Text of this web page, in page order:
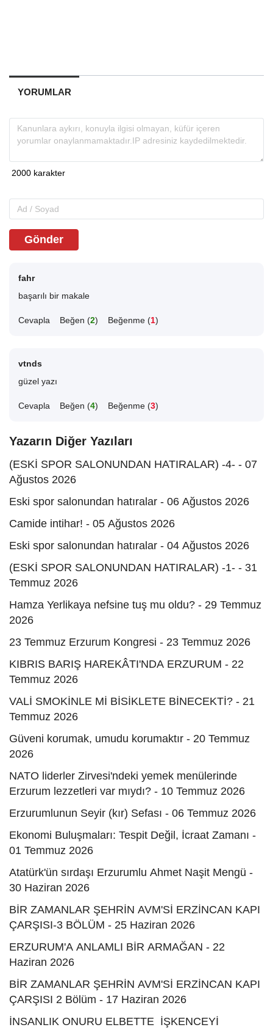
YORUMLAR
Gönder
fahr
başarılı bir makale
Cevapla Beğen (2) Beğenme (1)
vtnds
güzel yazı
Cevapla Beğen (4) Beğenme (3)
Yazarın Diğer Yazıları
(ESKİ SPOR SALONUNDAN HATIRALAR) -4- - 07
Ağustos 2026
Eski spor salonundan hatıralar - 06 Ağustos 2026
Camide intihar! - 05 Ağustos 2026
Eski spor salonundan hatıralar - 04 Ağustos 2026
(ESKİ SPOR SALONUNDAN HATIRALAR) -1- - 31
Temmuz 2026
Hamza Yerlikaya nefsine tuş mu oldu? - 29 Temmuz
2026
23 Temmuz Erzurum Kongresi - 23 Temmuz 2026
KIBRIS BARIŞ HAREKÂTI'NDA ERZURUM - 22
Temmuz 2026
VALİ SMOKİNLE Mİ BİSİKLETE BİNECEKTİ? - 21
Temmuz 2026
Güveni korumak, umudu korumaktır - 20 Temmuz
2026
NATO liderler Zirvesi'ndeki yemek menülerinde
Erzurum lezzetleri var mıydı? - 10 Temmuz 2026
Erzurumlunun Seyir (kır) Sefası - 06 Temmuz 2026
Ekonomi Buluşmaları: Tespit Değil, İcraat Zamanı -
01 Temmuz 2026
Atatürk'ün sırdaşı Erzurumlu Ahmet Naşit Mengü -
30 Haziran 2026
BİR ZAMANLAR ŞEHRİN AVM'Sİ ERZİNCAN KAPI
ÇARŞISI-3 BÖLÜM - 25 Haziran 2026
ERZURUM'A ANLAMLI BİR ARMAĞAN - 22
Haziran 2026
BİR ZAMANLAR ŞEHRİN AVM'Sİ ERZİNCAN KAPI
ÇARŞISI 2 Bölüm - 17 Haziran 2026
İNSANLIK ONURU ELBETTE İŞKENCEYİ